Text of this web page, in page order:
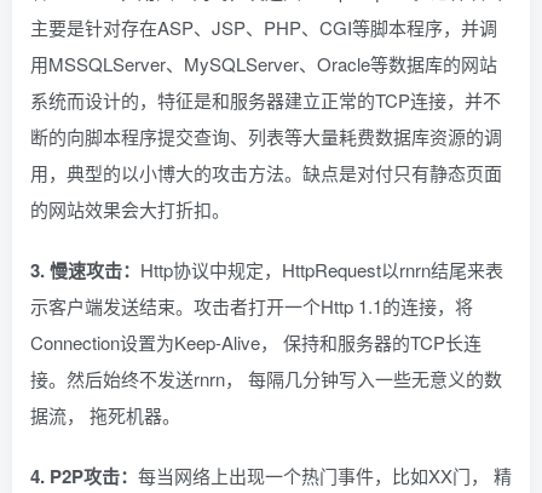
主要是针对存在ASP、JSP、PHP、CGI等脚本程序，并调
用MSSQLServer、MySQLServer、Oracle等数据库的网站
系统而设计的，特征是和服务器建立正常的TCP连接，并不
断的向脚本程序提交查询、列表等大量耗费数据库资源的调
用，典型的以小博大的攻击方法。缺点是对付只有静态页面
的网站效果会大打折扣。
3. 慢速攻击： Http协议中规定，HttpRequest以rnrn结尾来表
示客户端发送结束。攻击者打开一个Http 1.1的连接，将
Connection设置为Keep-Alive， 保持和服务器的TCP长连
接。然后始终不发送rnrn， 每隔几分钟写入一些无意义的数
据流， 拖死机器。
4. P2P攻击： 每当网络上出现一个热门事件，比如XX门， 精